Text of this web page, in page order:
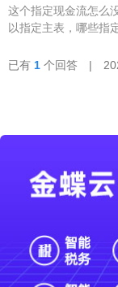
表？还是需要
这个指定现金流怎么
以指定主表，哪些指
已有 1 个回答 |